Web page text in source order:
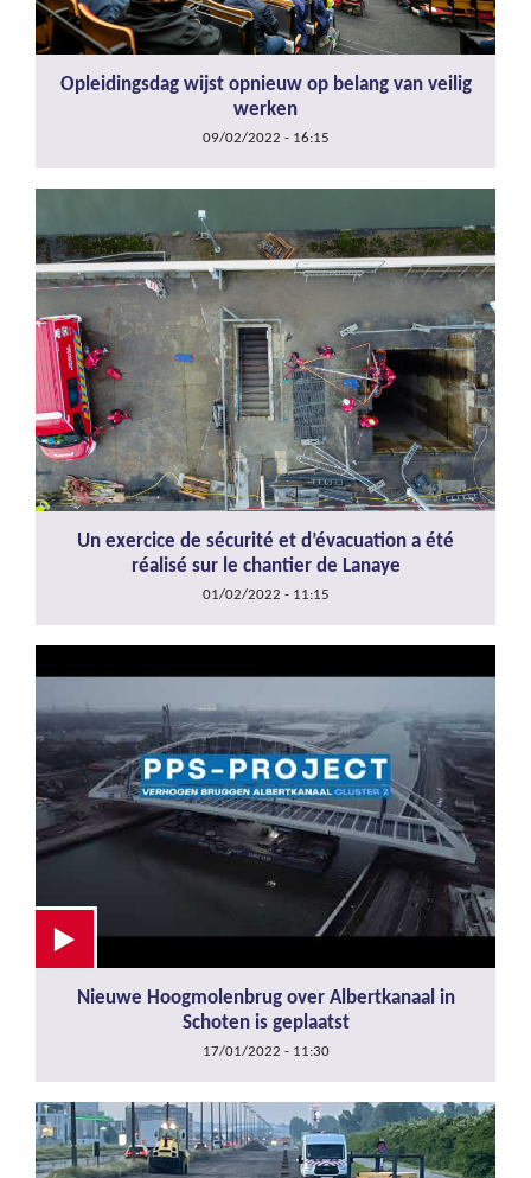
Opleidingsdag wijst opnieuw op belang van veilig
werken
09/02/2022 - 16:15
Un exercice de sécurité et d’évacuation a été
réalisé sur le chantier de Lanaye
01/02/2022 - 11:15
Nieuwe Hoogmolenbrug over Albertkanaal in
Schoten is geplaatst
17/01/2022 - 11:30